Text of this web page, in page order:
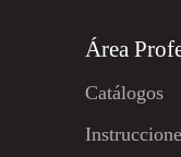
Área
Catálogos